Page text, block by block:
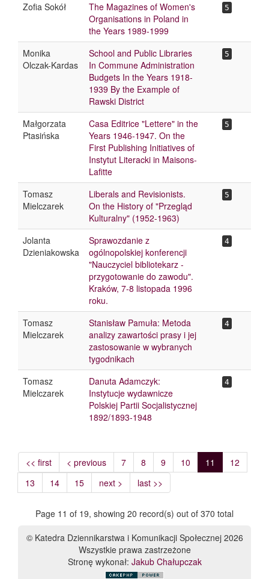
Zofia Sokół
The Magazines of Women's
Organisations in Poland in
the Years 1989-1999
5
Monika
Olczak-Kardas
School and Public Libraries
In Commune Administration
Budgets In the Years 1918-
1939 By the Example of
Rawski District
5
Małgorzata
Ptasińska
Casa Editrice "Lettere" in the
Years 1946-1947. On the
First Publishing Initiatives of
Instytut Literacki in Maisons-
Lafitte
5
Tomasz
Mielczarek
Liberals and Revisionists.
On the History of "Przegląd
Kulturalny" (1952-1963)
5
Jolanta
Dzieniakowska
Sprawozdanie z
ogólnopolskiej konferencji
"Nauczyciel bibliotekarz -
przygotowanie do zawodu".
Kraków, 7-8 listopada 1996
roku.
4
Tomasz
Mielczarek
Stanisław Pamuła: Metoda
analizy zawartości prasy i jej
zastosowanie w wybranych
tygodnikach
4
Tomasz
Mielczarek
Danuta Adamczyk:
Instytucje wydawnicze
Polskiej Partii Socjalistycznej
1892/1893-1948
4
<< first < previous 7 8 9 10 11
12
13
14 15 next > last >>
Page 11 of 19, showing 20 record(s) out of 370 total
© Katedra Dziennikarstwa i Komunikacji Społecznej 2026
Wszystkie prawa zastrzeżone
Stronę wykonał: Jakub Chałupczak